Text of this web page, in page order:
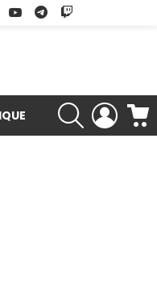
YoutubeGoogle Play
RECHERCHE
LOGIN